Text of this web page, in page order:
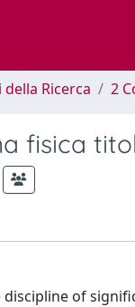
Ricerca 2
fisica
of